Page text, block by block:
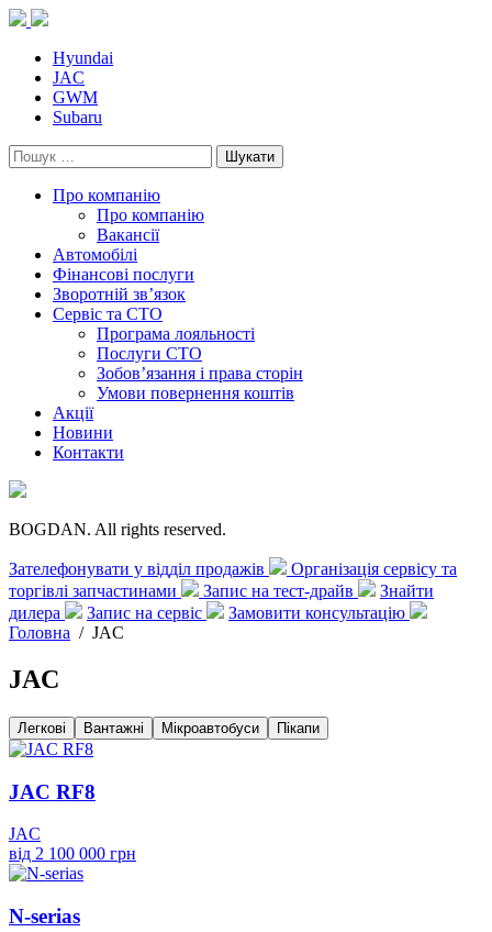
Skip
contentHyundai
JAC
GWM
Subaru
Пошук:
Про компанію
Про компанію
Вакансії
Автомобілі
Фінансові послуги
Зворотній зв’язок
Cервіс та СТО
Програма лояльності
Послуги СТО
Зобов’язання і права сторін
Умови повернення коштів
Акції
Новини
Контакти
BOGDAN. All rights reserved.
Зателефонувати у відділ продажів
Організація сервісу та
торгівлі запчастинами
Запис на тест-драйв
Знайти
дилера
Запис на сервіс
Замовити консультацію
Головна / JAC
JAC
Легкові Вантажні Мікроавтобуси Пікапи
JAC RF8
JAC
від 2 100 000 грн
N-serias